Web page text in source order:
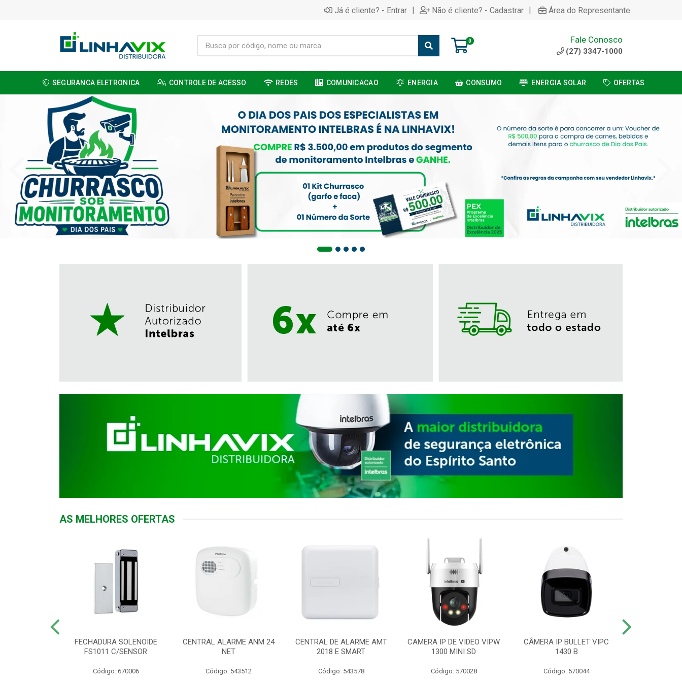
Já é cliente? - Entrar | Não é cliente? - Cadastrar | Área do Representante
0 Fale Conosco
(27) 3347-1000
SEGURANCA ELETRONICA CONTROLE DE ACESSO REDES COMUNICACAO ENERGIA CONSUMO ENERGIA SOLAR OFERTAS
AS MELHORES OFERTAS
FECHADURA SOLENOIDE
FS1011 C/SENSOR
Código: 670006
CENTRAL ALARME ANM 24
NET
Código: 543512
CENTRAL DE ALARME AMT
2018 E SMART
Código: 543578
CAMERA IP DE VIDEO VIPW
1300 MINI SD
Código: 570028
CÂMERA IP BULLET VIPC
1430 B
Código: 570044